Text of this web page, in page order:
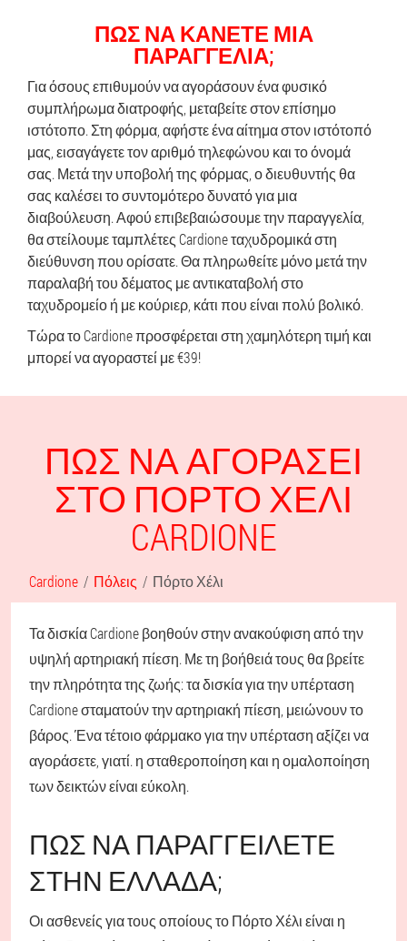
ΠΏΣ ΝΑ ΚΆΝΕΤΕ ΜΙΑ
ΠΑΡΑΓΓΕΛΊΑ;
Για όσους επιθυμούν να αγοράσουν ένα φυσικό
συμπλήρωμα διατροφής, μεταβείτε στον επίσημο
ιστότοπο. Στη φόρμα, αφήστε ένα αίτημα στον ιστότοπό
μας, εισαγάγετε τον αριθμό τηλεφώνου και το όνομά
σας. Μετά την υποβολή της φόρμας, ο διευθυντής θα
σας καλέσει το συντομότερο δυνατό για μια
διαβούλευση. Αφού επιβεβαιώσουμε την παραγγελία,
θα στείλουμε ταμπλέτες Cardione ταχυδρομικά στη
διεύθυνση που ορίσατε. Θα πληρωθείτε μόνο μετά την
παραλαβή του δέματος με αντικαταβολή στο
ταχυδρομείο ή με κούριερ, κάτι που είναι πολύ βολικό.
Τώρα το Cardione προσφέρεται στη χαμηλότερη τιμή και
μπορεί να αγοραστεί με €39!
ΠΏΣ ΝΑ ΑΓΟΡΆΣΕΙ
ΣΤΟ ΠΌΡΤΟ ΧΈΛΙ
CARDIONE
Cardione Πόλεις Πόρτο Χέλι
Τα δισκία Cardione βοηθούν στην ανακούφιση από την
υψηλή αρτηριακή πίεση. Με τη βοήθειά τους θα βρείτε
την πληρότητα της ζωής: τα δισκία για την υπέρταση
Cardione σταματούν την αρτηριακή πίεση, μειώνουν το
βάρος. Ένα τέτοιο φάρμακο για την υπέρταση αξίζει να
αγοράσετε, γιατί. η σταθεροποίηση και η ομαλοποίηση
των δεικτών είναι εύκολη.
ΠΏΣ ΝΑ ΠΑΡΑΓΓΕΊΛΕΤΕ
ΣΤΗΝ ΕΛΛΆΔΑ;
Οι ασθενείς για τους οποίους το Πόρτο Χέλι είναι η